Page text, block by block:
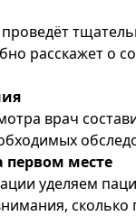
расскажет о
врач
первом месте
уделяем
сколько